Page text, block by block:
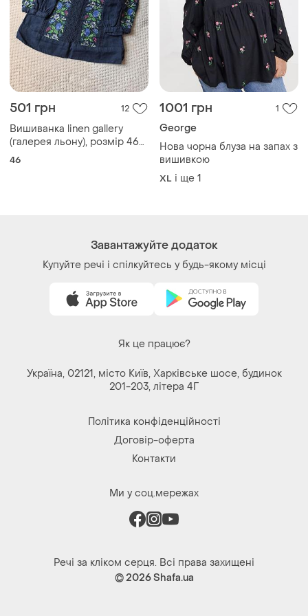
501 грн 12
Вишиванка linen gallery
(галерея льону), розмір 46
(m)
46
1001 грн 1
George
Нова чорна блуза на запах з
вишивкою
XL і ще 1
Завантажуйте додаток
Купуйте речі і спілкуйтесь у будь-якому місці
Як це працює?
Україна, 02121, місто Київ, Харківське шосе, будинок
201-203, літера 4Г
Політика конфіденційності
Договір-оферта
Контакти
Ми у соц.мережах
Речі за кліком серця. Всі права захищені
© 2026Shafa.ua